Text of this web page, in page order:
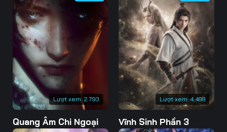
88 90
91 92 93
94 96
97 99
100 102
103 105
Lượt xem: 2.793
Quang Âm Chi Ngoại
Lượt xem: 4.498
Vĩnh Sinh Phần 3